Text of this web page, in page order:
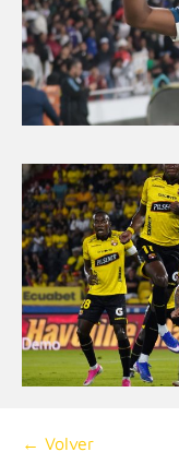
← Volver